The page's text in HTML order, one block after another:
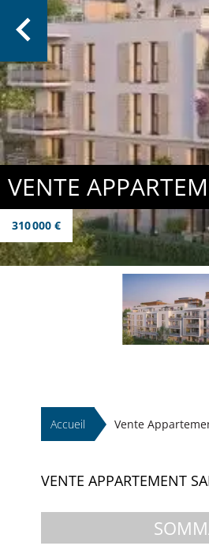
VENTE
310 000 €
Accueil Vente
VENTE APPARTEMENT